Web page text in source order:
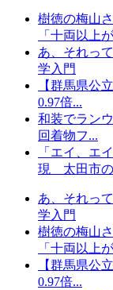
樹徳の梅山
「十両以上
あ、それっ
学入門
【群馬県公
0.97倍...
和装でラン
回着物フ...
「エイ、エ
現 太田市の
あ、それっ
学入門
樹徳の梅山
「十両以上
【群馬県公
0.97倍...